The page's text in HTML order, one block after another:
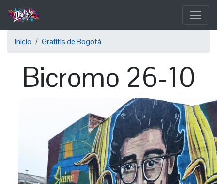
Pasar
contenido
principalSobrescribir
navegación
Inicio Grafitis de Bogotá
Bicromo 26-10